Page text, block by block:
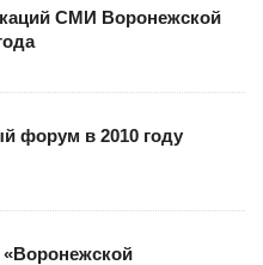
СМИ Воронежской
форум в 2010 году
«Воронежской